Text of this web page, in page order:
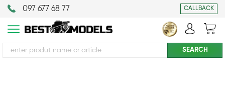
097 677 68 77 CALLBACK